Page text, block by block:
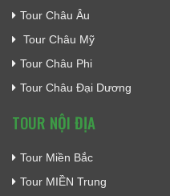
Tour Châu Âu
Tour Châu Mỹ
Tour Châu Phi
Tour Châu Đại Dương
TOUR NỘI ĐỊA
Tour Miền Bắc
Tour MIỀN Trung